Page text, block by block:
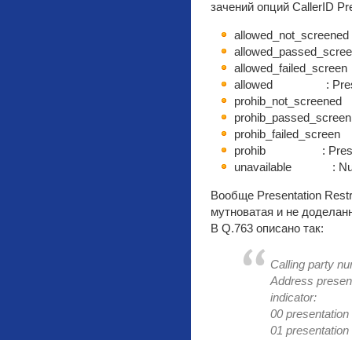
зачений опций CallerID
allowed :
prohib_not_screened
prohib_failed_screen
prohib :
unavailable :
Вообще Presentation
мутноватая и не
В Q.763 описано так:
Calling party
Address
indicator:
00 presentation
01